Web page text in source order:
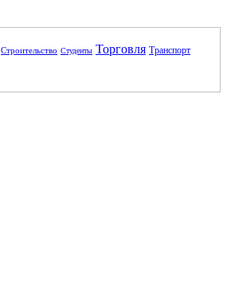
Строительство Студенты Торговля Транспорт